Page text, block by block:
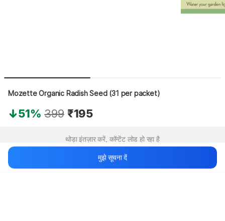
Mozette Organic Radish Seed (31 per packet)
51% 399 ₹195
थोड़ा इंतज़ार करें, कॉन्टेंट लोड हो रहा है
मुझे सूचना दें